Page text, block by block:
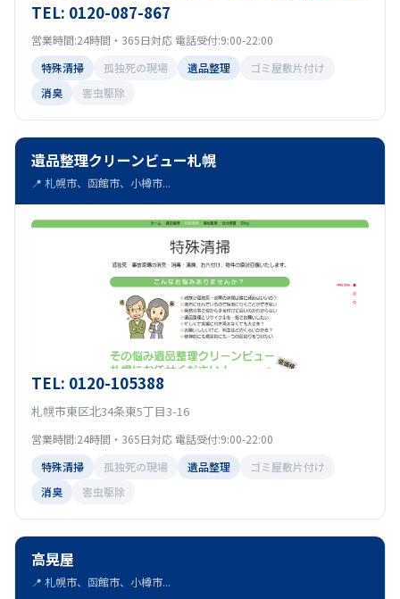
TEL: 0120-087-867
営業時間:24時間・365日対応 電話受付:9:00-22:00
特殊清掃
孤独死の現場 遺品整理
ゴミ屋敷片付け
消臭
害虫駆除
遺品整理クリーンビュー札幌
📍 札幌市、函館市、小樽市...
TEL: 0120-105388
札幌市東区北34条東5丁目3-16
営業時間:24時間・365日対応 電話受付:9:00-22:00
特殊清掃
孤独死の現場 遺品整理
ゴミ屋敷片付け
消臭
害虫駆除
高晃屋
📍 札幌市、函館市、小樽市...